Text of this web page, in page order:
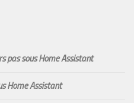
pas sous Home Assistant
Home Assistant